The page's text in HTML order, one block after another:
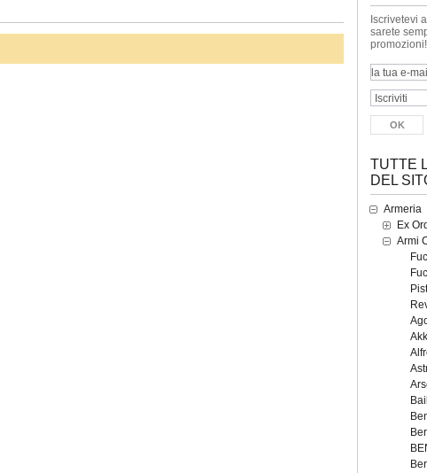
Iscrivetevi
sarete
TUTTE
DEL
Armeria
Ex
Armi